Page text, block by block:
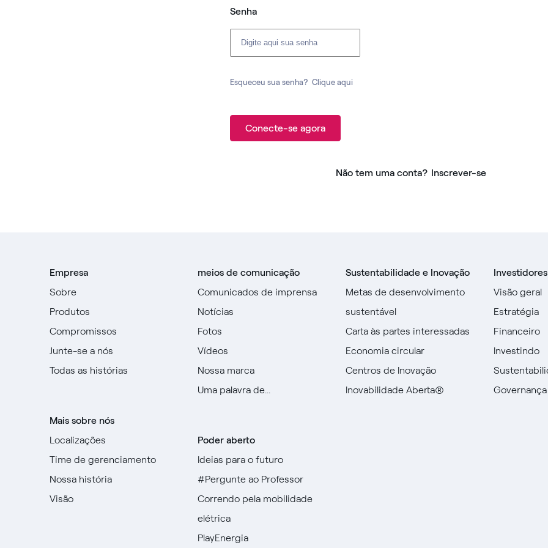
Senha
Esqueceu sua senha? Clique aqui
Conecte-se agora
Não tem uma conta? Inscrever-se
Empresa
Sobre
Produtos
Compromissos
Junte-se a nós
Todas as histórias
Mais sobre nós
Localizações
Time de gerenciamento
Nossa história
Visão
meios de comunicação
Comunicados de imprensa
Notícias
Fotos
Vídeos
Nossa marca
Uma palavra de...
Poder aberto
Ideias para o futuro
#Pergunte ao Professor
Correndo pela mobilidade
elétrica
PlayEnergia
Sustentabilidade e Inovação
Metas de desenvolvimento
sustentável
Carta às partes interessadas
Economia circular
Centros de Inovação
Inovabilidade Aberta®
Investidores
Visão geral
Estratégia
Financeiro
Investindo
Governança